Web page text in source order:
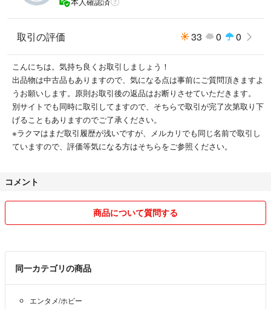
取引の評価 33 0 0
こんにちは。気持ち良くお取引しましょう！
出品物は中古品もありますので、気になる点は事前にご質問頂きますよ
うお願いします。原則お取引後の返品はお断りさせていただきます。
別サイトでも同時に取引してますので、そちらで取引が完了次第取り下
げることもありますのでご了承ください。
※ラクマはまだ取引履歴が浅いですが、メルカリでも同じ名前で取引し
ていますので、評価等気になる方はそちらをご参照ください。
コメント
商品について質問する
同一カテゴリの商品
エンタメ/ホビー